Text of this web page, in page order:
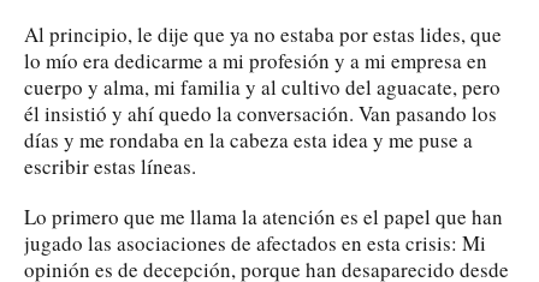
Al principio, le dije que ya no estaba por estas lides, que
lo mío era dedicarme a mi profesión y a mi empresa en
cuerpo y alma, mi familia y al cultivo del aguacate, pero
él insistió y ahí quedo la conversación. Van pasando los
días y me rondaba en la cabeza esta idea y me puse a
escribir estas líneas.
Lo primero que me llama la atención es el papel que han
jugado las asociaciones de afectados en esta crisis: Mi
opinión es de decepción, porque han desaparecido desde